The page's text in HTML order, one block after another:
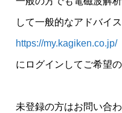
して一般的なアドバイ
https://my.kagiken.co.jp/
にログインしてご希望
未登録の方はお問い合